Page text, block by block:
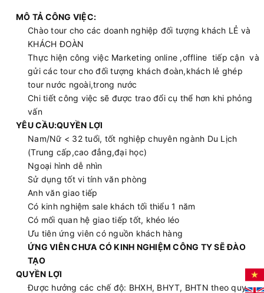
MÔ TẢ CÔNG VIỆC:
Chào tour cho các doanh nghiệp đối tượng khách LẺ và
KHÁCH ĐOÀN
Thực hiện công việc Marketing online ,offline tiếp cận và
gửi các tour cho đối tượng khách đoàn,khách lẻ ghép
tour nước ngoài,trong nước
Chi tiết công việc sẽ được trao đổi cụ thể hơn khi phỏng
vấn
YÊU CẦU:QUYỀN LỢI
Nam/Nữ < 32 tuổi, tốt nghiệp chuyên ngành Du Lịch
(Trung cấp,cao đẳng,đại học)
Ngoại hình dễ nhìn
Sử dụng tốt vi tính văn phòng
Anh văn giao tiếp
Có kinh nghiệm sale khách tối thiểu 1 năm
Có mối quan hệ giao tiếp tốt, khéo léo
Ưu tiên ứng viên có nguồn khách hàng
ỨNG VIÊN CHƯA CÓ KINH NGHIỆM CÔNG TY SẼ ĐÀO
TẠO
QUYỀN LỢI
Được hưởng các chế độ: BHXH, BHYT, BHTN theo quy